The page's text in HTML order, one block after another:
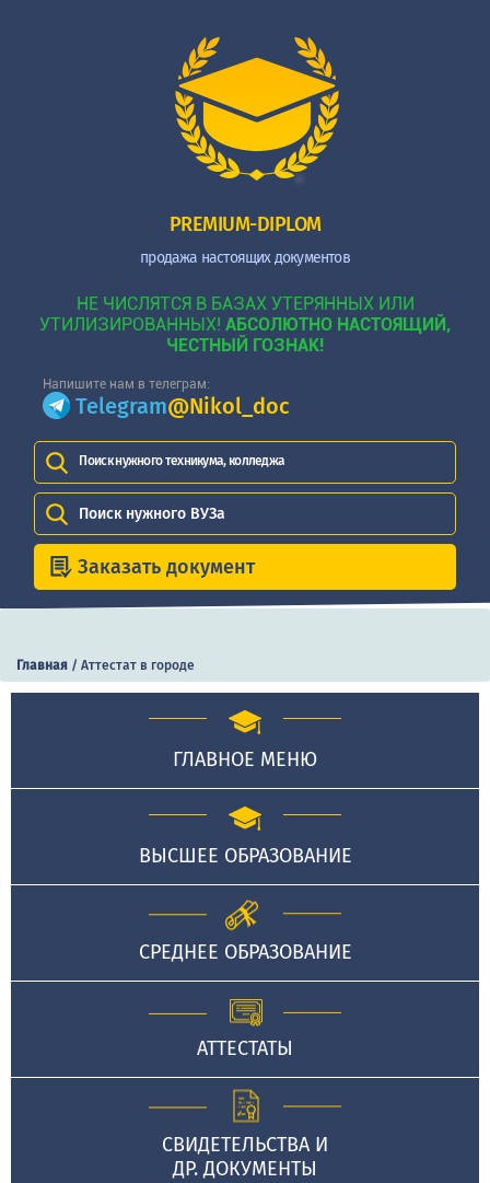
PREMIUM-DIPLOM
продажа настоящих документов
НЕ ЧИСЛЯТСЯ В БАЗАХ УТЕРЯННЫХ ИЛИ
УТИЛИЗИРОВАННЫХ! АБСОЛЮТНО НАСТОЯЩИЙ,
ЧЕСТНЫЙ ГОЗНАК!
Напишите нам в телеграм:
Telegram@Nikol_doc
Поиск нужного техникума, колледжа
Поиск нужного ВУЗа
Заказать документ
Главная / Аттестат в городе
ГЛАВНОЕ МЕНЮ
ВЫСШЕЕ ОБРАЗОВАНИЕ
СРЕДНЕЕ ОБРАЗОВАНИЕ
АТТЕСТАТЫ
СВИДЕТЕЛЬСТВА И
ДР. ДОКУМЕНТЫ